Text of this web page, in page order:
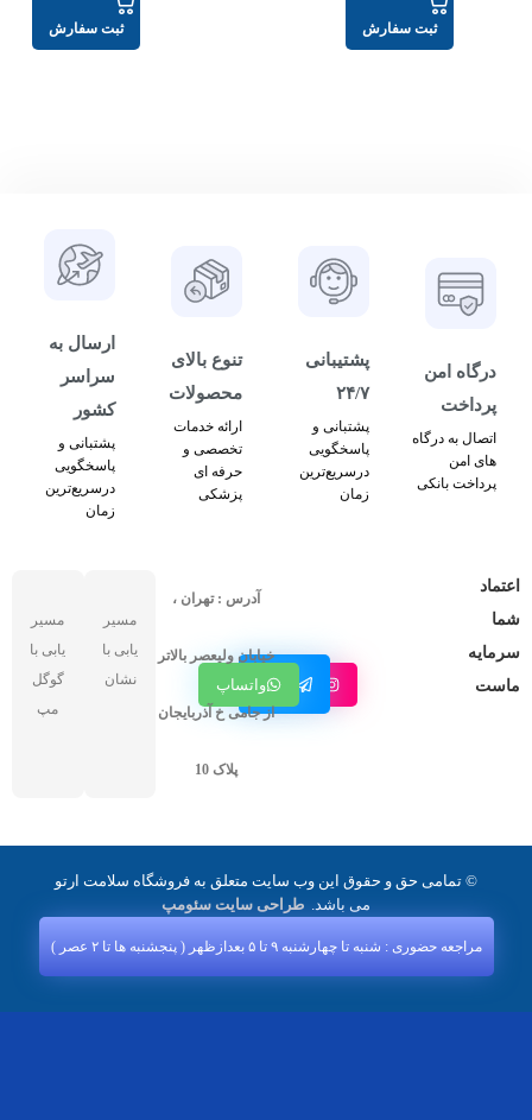
ثبت سفارش ثبت سفارش
درگاه امن
پرداخت
اتصال به درگاه
های امن
پرداخت بانکی
پشتیبانی
۲۴/۷
پشتبانی و
پاسخگویی
درسریع‌ترین
زمان
تنوع بالای
محصولات
ارائه خدمات
تخصصی و
حرفه ای
پزشکی
ارسال به
سراسر
کشور
پشتبانی و
پاسخگویی
درسریع‌ترین
زمان
اعتماد
شما
سرمایه
ماست
اینستاگرام
کانال
تلگرامواتساپ
آدرس : تهران ،
خیابان ولیعصر بالاتر
از جامی خ آذربایجان
پلاک 10
مسیر
یابی با
نشان
مسیر
یابی با
گوگل
مپ
© تمامی حق و حقوق این وب سایت متعلق به فروشگاه سلامت ارتو
می باشد. طراحی سایت سئومپ
مراجعه حضوری : شنبه تا چهارشنبه ۹ تا ۵ بعدازظهر ( پنجشنبه‌ ها تا ۲ عصر )